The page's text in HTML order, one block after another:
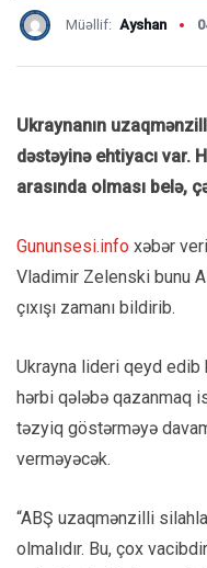
Müəllif: Ayshan
Ukraynanın
dəstəyinə ehtiyacı var.
arasında olması belə,
Gununsesi.info xəbər
Vladimir Zelenski bunu
çıxışı zamanı bildirib.
Ukrayna lideri qeyd edib
hərbi qələbə qazanmaq
təzyiq göstərməyə
verməyəcək.
“ABŞ uzaqmənzilli
olmalıdır. Bu, çox